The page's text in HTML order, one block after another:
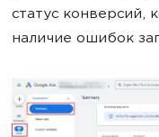
статус конверсий,
наличие ошибок